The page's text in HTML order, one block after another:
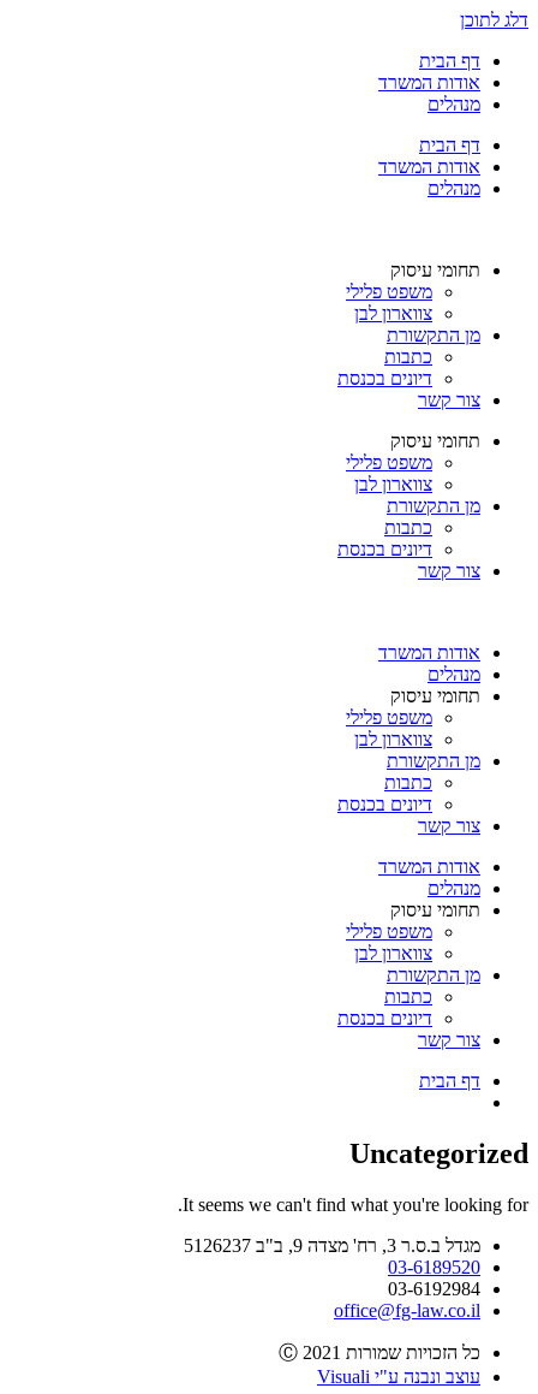
דלג לתוכן
דף הבית
אודות המשרד
מנהלים
דף הבית
אודות המשרד
מנהלים
תחומי עיסוק
משפט פלילי
צווארון לבן
מן התקשורת
כתבות
דיונים בכנסת
צור קשר
תחומי עיסוק
משפט פלילי
צווארון לבן
מן התקשורת
כתבות
דיונים בכנסת
צור קשר
אודות המשרד
מנהלים
תחומי עיסוק
משפט פלילי
צווארון לבן
מן התקשורת
כתבות
דיונים בכנסת
צור קשר
אודות המשרד
מנהלים
תחומי עיסוק
משפט פלילי
צווארון לבן
מן התקשורת
כתבות
דיונים בכנסת
צור קשר
דף הבית
Uncategorized
It seems we can't find what you're looking for.
מגדל ב.ס.ר 3, רח' מצדה 9, ב"ב 5126237
03-6189520
03-6192984
office@fg-law.co.il
כל הזכויות שמורות Ⓒ 2021
עוצב ונבנה ע"י Visuali